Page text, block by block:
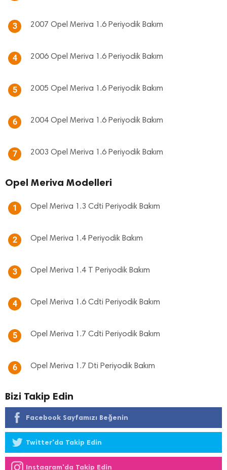
3 2007 Opel Meriva 1.6 Periyodik Bakım
4 2006 Opel Meriva 1.6 Periyodik Bakım
5 2005 Opel Meriva 1.6 Periyodik Bakım
6 2004 Opel Meriva 1.6 Periyodik Bakım
7 2003 Opel Meriva 1.6 Periyodik Bakım
Opel Meriva Modelleri
1 Opel Meriva 1.3 Cdti Periyodik Bakım
2 Opel Meriva 1.4 Periyodik Bakım
3 Opel Meriva 1.4 T Periyodik Bakım
4 Opel Meriva 1.6 Cdti Periyodik Bakım
5 Opel Meriva 1.7 Cdti Periyodik Bakım
6 Opel Meriva 1.7 Dti Periyodik Bakım
Bizi Takip Edin
Facebook Sayfamızı Beğenin
Twitter'da Takip Edin
Instagram'da Takip Edin